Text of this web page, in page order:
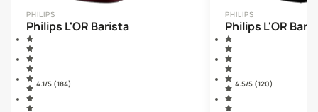
PHILIPS
Philips L'OR Barista
4.1/5 (184)
PHILIPS
Philips L'OR
4.5/5 (120)